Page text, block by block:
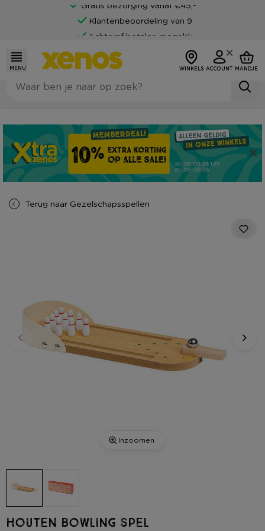
Gratis bezorging vanaf €45,-*
Klantenbeoordeling van 9
Achteraf betalen mogelijk
MENU WINKELS ACCOUNT MANDJE
Terug naar Gezelschapsspellen
Inzoomen
Houten bowling spel